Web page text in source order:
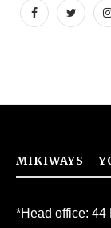
MIKIWAYS –
*Head office: 44